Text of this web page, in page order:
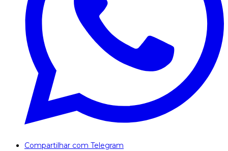
Compartilhar com Telegram